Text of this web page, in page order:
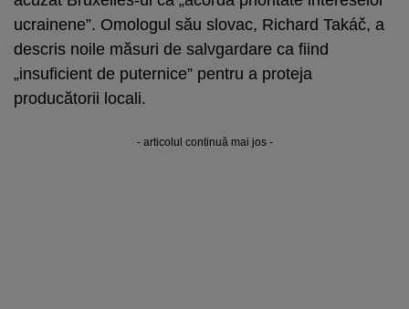
ucrainene”. Omologul său slovac, Richard Takáč, a
descris noile măsuri de salvgardare ca fiind
„insuficient de puternice” pentru a proteja
producătorii locali.
- articolul continuă mai jos -